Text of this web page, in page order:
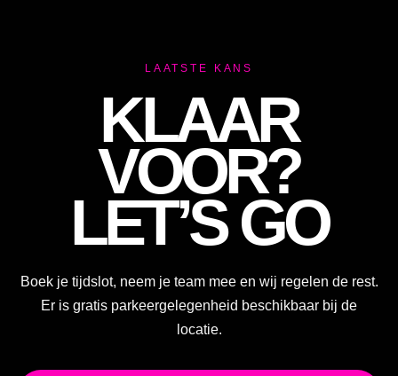
LAATSTE KANS
KLAAR
VOOR?
LET’S GO
Boek je tijdslot, neem je team mee en wij regelen de rest.
Er is gratis parkeergelegenheid beschikbaar bij de
locatie.